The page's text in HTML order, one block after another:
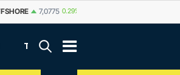
7,0812 0.29%
TEKNOLOJİ